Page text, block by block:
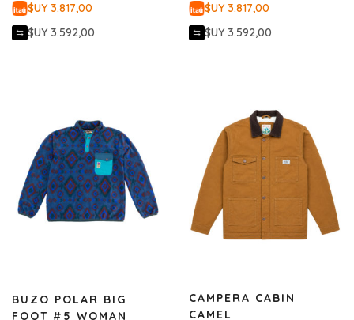
$UY 3.817,00
$UY 3.592,00
$UY 3.817,00
$UY 3.592,00
BUZO POLAR BIG
FOOT #5 WOMAN
CAMPERA CABIN
CAMEL